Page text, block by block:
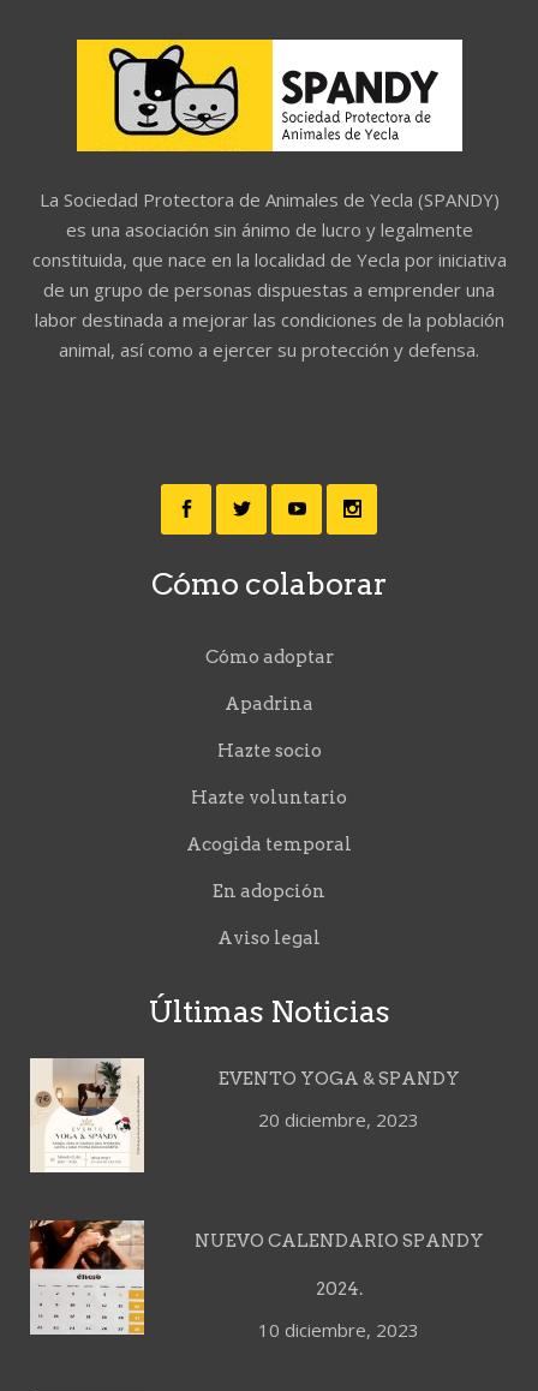
La Sociedad Protectora de Animales de Yecla (SPANDY)
es una asociación sin ánimo de lucro y legalmente
constituida, que nace en la localidad de Yecla por iniciativa
de un grupo de personas dispuestas a emprender una
labor destinada a mejorar las condiciones de la población
animal, así como a ejercer su protección y defensa.
Cómo colaborar
Cómo adoptar
Apadrina
Hazte socio
Hazte voluntario
Acogida temporal
En adopción
Aviso legal
Últimas Noticias
EVENTO YOGA & SPANDY
20 diciembre, 2023
NUEVO CALENDARIO SPANDY
2024.
10 diciembre, 2023